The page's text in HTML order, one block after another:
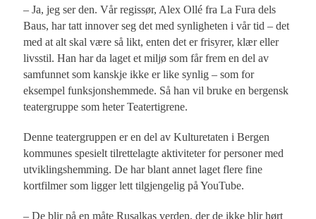
– Ja, jeg ser den. Vår regissør, Alex Ollé fra La Fura dels
Baus, har tatt innover seg det med synligheten i vår tid – det
med at alt skal være så likt, enten det er frisyrer, klær eller
livsstil. Han har da laget et miljø som får frem en del av
samfunnet som kanskje ikke er like synlig – som for
eksempel funksjonshemmede. Så han vil bruke en bergensk
teatergruppe som heter Teatertigrene.
Denne teatergruppen er en del av Kulturetaten i Bergen
kommunes spesielt tilrettelagte aktiviteter for personer med
utviklingshemming. De har blant annet laget flere fine
kortfilmer som ligger lett tilgjengelig på YouTube.
– De blir på en måte Rusalkas verden, der de ikke blir hørt